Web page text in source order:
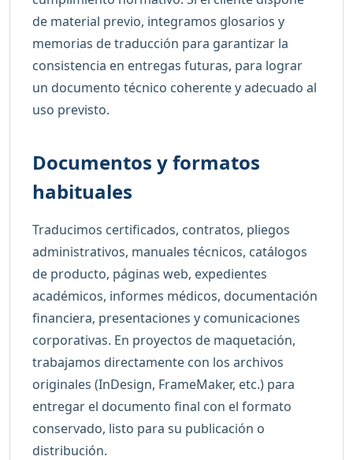
de material previo, integramos glosarios y
memorias de traducción para garantizar la
consistencia en entregas futuras, para lograr
un documento técnico coherente y adecuado al
uso previsto.
Documentos y formatos
habituales
Traducimos certificados, contratos, pliegos
administrativos, manuales técnicos, catálogos
de producto, páginas web, expedientes
académicos, informes médicos, documentación
financiera, presentaciones y comunicaciones
corporativas. En proyectos de maquetación,
trabajamos directamente con los archivos
originales (InDesign, FrameMaker, etc.) para
entregar el documento final con el formato
conservado, listo para su publicación o
distribución.